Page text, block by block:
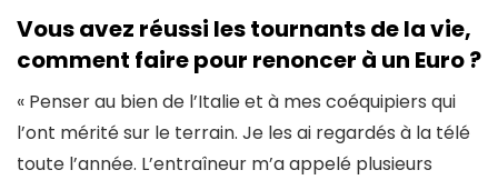
Vous avez réussi les tournants de la vie,
comment faire pour renoncer à un Euro ?
« Penser au bien de l’Italie et à mes coéquipiers qui
l’ont mérité sur le terrain. Je les ai regardés à la télé
toute l’année. L’entraîneur m’a appelé plusieurs